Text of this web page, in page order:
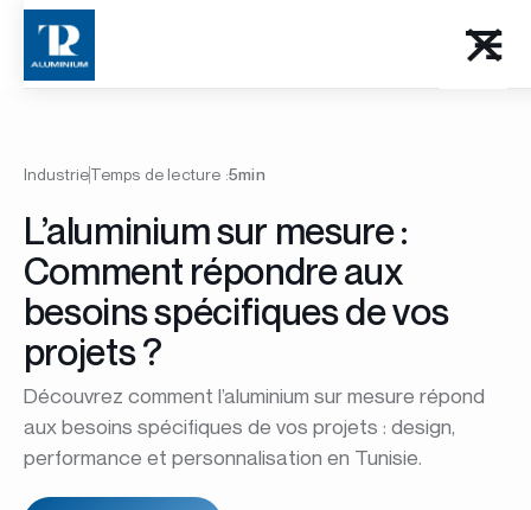
IndustrieTemps de lecture :5min
L’aluminium sur mesure :
Comment répondre aux
besoins spécifiques de vos
projets ?
Découvrez comment l’aluminium sur mesure répond
aux besoins spécifiques de vos projets : design,
performance et personnalisation en Tunisie.